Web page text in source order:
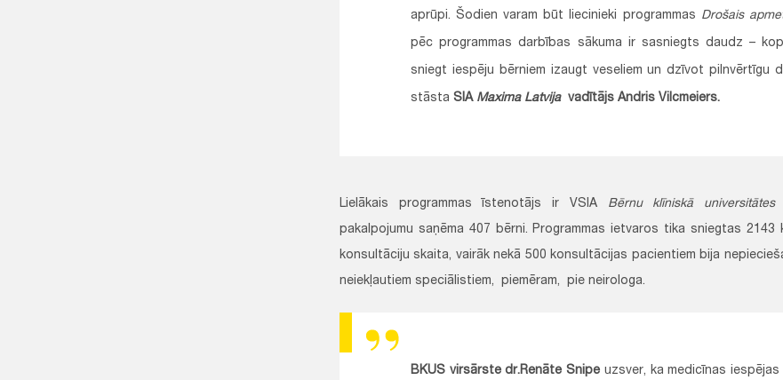
aprūpi. Šodien varam būt liecinieki programmas Drošais
pēc programmas darbības sākuma ir sasniegts daudz –
sniegt iespēju bērniem izaugt veseliem un dzīvot pilnvērtīgu
stāsta SIA Maxima Latvijavadītājs Andris Vilcmeiers.
Lielākais programmas īstenotājs ir VSIA Bērnu klīniskā universitātes
pakalpojumu saņēma 407 bērni. Programmas ietvaros tika sniegtas
konsultāciju skaita, vairāk nekā 500 konsultācijas pacientiem bija
neiekļautiem speciālistiem, piemēram, pie neirologa.
BKUS virsārste dr.Renāte Snipe uzsver, ka medicīnas